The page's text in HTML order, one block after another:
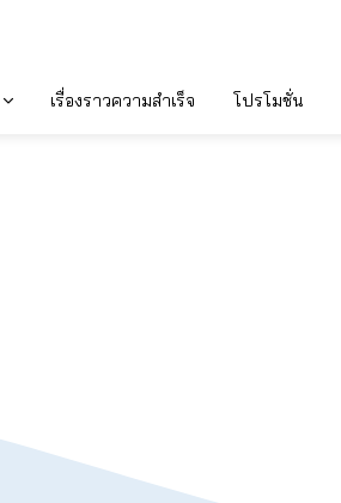
เรื่องราวความสำเร็จ โปรโมชั่น